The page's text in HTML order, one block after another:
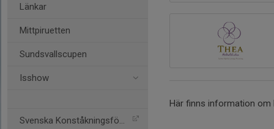
Länkar
Mittpiruetten
Sundsvallscupen
Isshow
Svenska Konståkningsförbu
Här finns information om